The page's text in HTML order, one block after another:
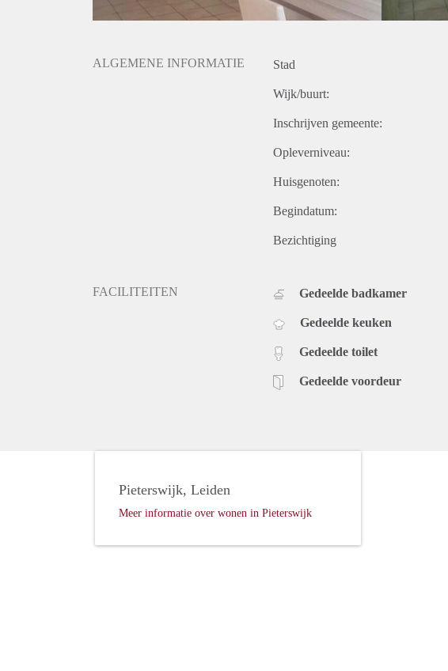
ALGEMENE INFORMATIE Stad
Wijk/buurt:
Inschrijven gemeente:
Opleverniveau:
Huisgenoten:
Begindatum:
Bezichtiging
FACILITEITEN Gedeelde badkamer
Gedeelde keuken
Gedeelde toilet
Gedeelde voordeur
Pieterswijk, Leiden
Meer informatie over wonen in Pieterswijk